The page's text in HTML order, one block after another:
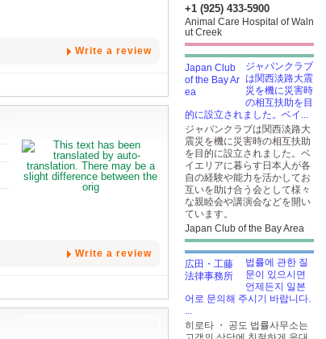
Write a review
Write a review
+1 (925) 433-5900
Animal Care Hospital of Waln
ut Creek
ジャパンクラブ
は関西淡路大震
災を機に災害時
の相互扶助を目
的に設立されました。ベイ...
ジャパンクラブは関西淡路大
震災を機に災害時の相互扶助
を目的に設立されました。ベ
イエリアに暮らす日本人が各
自の経験や能力を活かしてお
互いを助け合う会として様々
な親睦会や講演会などを開い
ています。
Japan Club of the Bay Area
법률에 관한 질
문이 있으시면
언제든지 일본
어로 문의해 주시기 바랍니다.
...
히로타 ・ 공도 법률사무소는